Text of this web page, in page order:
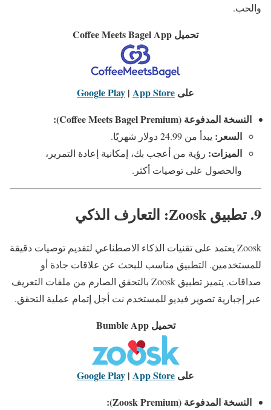
والحب.
تحميل Coffee Meets Bagel App
على Google Play | App Store
النسخة المدفوعة (Coffee Meets Bagel Premium):
السعر: يبدأ من 24.99 دولار شهريًا.
الميزات: رؤية من أعجب بك، إمكانية إعادة التمرير،
والحصول على توصيات أكثر.
9. تطبيق Zoosk: التعارف الذكي
Zoosk يعتمد على تقنيات الذكاء الاصطناعي لتقديم توصيات دقيقة
للمستخدمين. التطبيق مناسب للبحث عن علاقات جادة أو
صداقات. يتميز تطبيق Zoosk بالتحقق الصارم من ملفات التعريف
عبر إجبارية تصوير فيديو للمستخدم نت أجل إتمام عملية التحقق.
تحميل Bumble App
على Google Play | App Store
النسخة المدفوعة (Zoosk Premium):